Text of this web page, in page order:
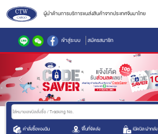
ผู้นำด้านการบริการขนส่งสินค้าจากประเทศจีนมาไทย
เข้าสู่ระบบ สมัครสมาชิก

Previous
คำสั่งซื้อของฉัน พื้นที่จัดส่ง เปิดบิล ฝากส่ง